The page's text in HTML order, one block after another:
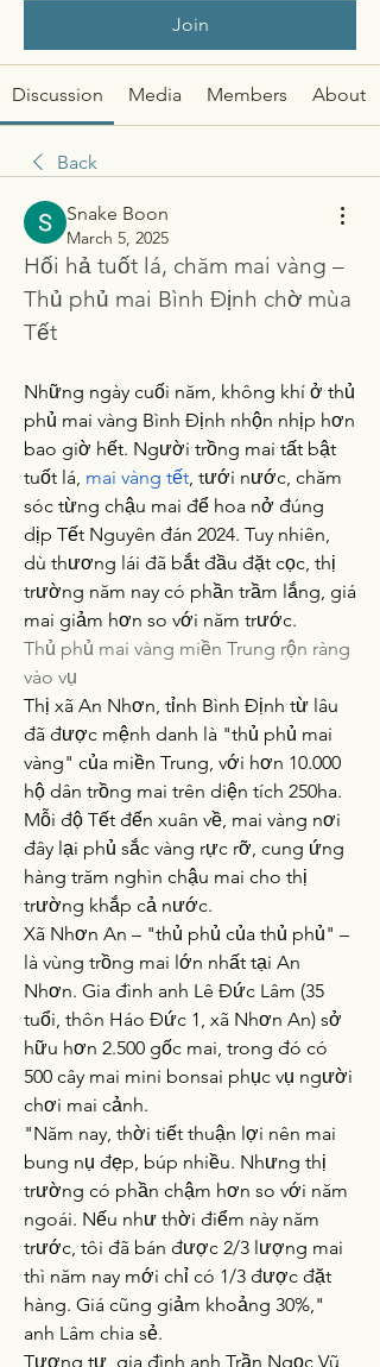
Join
Discussion Media Members About
Back
Snake Boon
March 5, 2025
Hối hả tuốt lá, chăm mai vàng –
Thủ phủ mai Bình Định chờ mùa
Tết
Những ngày cuối năm, không khí ở thủ
phủ mai vàng Bình Định nhộn nhịp hơn
bao giờ hết. Người trồng mai tất bật
tuốt lá, mai vàng tết, tưới nước, chăm
sóc từng chậu mai để hoa nở đúng
dịp Tết Nguyên đán 2024. Tuy nhiên,
dù thương lái đã bắt đầu đặt cọc, thị
trường năm nay có phần trầm lắng, giá
mai giảm hơn so với năm trước.
Thủ phủ mai vàng miền Trung rộn ràng
vào vụ
Thị xã An Nhơn, tỉnh Bình Định từ lâu
đã được mệnh danh là "thủ phủ mai
vàng" của miền Trung, với hơn 10.000
hộ dân trồng mai trên diện tích 250ha.
Mỗi độ Tết đến xuân về, mai vàng nơi
đây lại phủ sắc vàng rực rỡ, cung ứng
hàng trăm nghìn chậu mai cho thị
trường khắp cả nước.
Xã Nhơn An – "thủ phủ của thủ phủ" –
là vùng trồng mai lớn nhất tại An
Nhơn. Gia đình anh Lê Đức Lâm (35
tuổi, thôn Háo Đức 1, xã Nhơn An) sở
hữu hơn 2.500 gốc mai, trong đó có
500 cây mai mini bonsai phục vụ người
chơi mai cảnh.
"Năm nay, thời tiết thuận lợi nên mai
bung nụ đẹp, búp nhiều. Nhưng thị
trường có phần chậm hơn so với năm
ngoái. Nếu như thời điểm này năm
trước, tôi đã bán được 2/3 lượng mai
thì năm nay mới chỉ có 1/3 được đặt
hàng. Giá cũng giảm khoảng 30%,"
anh Lâm chia sẻ.
Tương tự, gia đình anh Trần Ngọc Vũ